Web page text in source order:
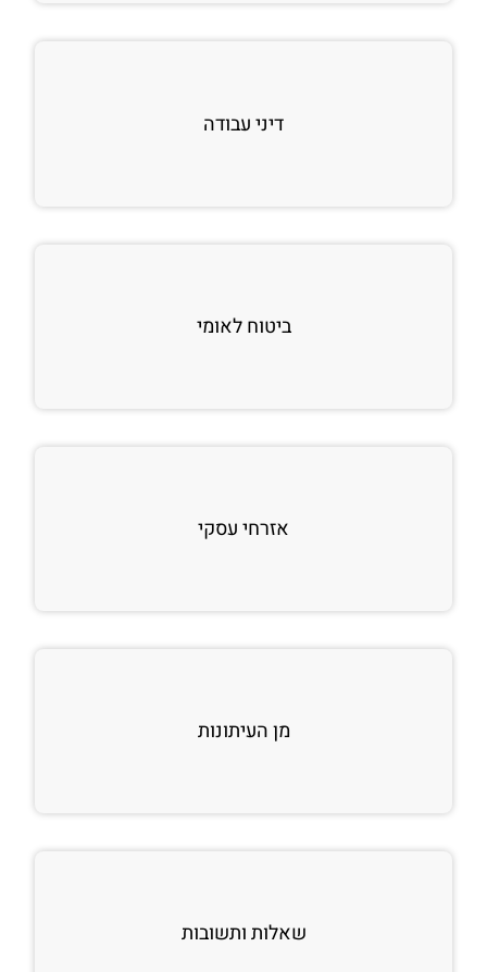
דיני עבודה
ביטוח לאומי
אזרחי עסקי
מן העיתונות
שאלות ותשובות